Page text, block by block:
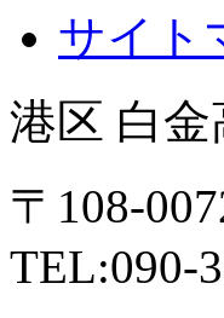
サイト
港区 白
〒108-
TEL:090-